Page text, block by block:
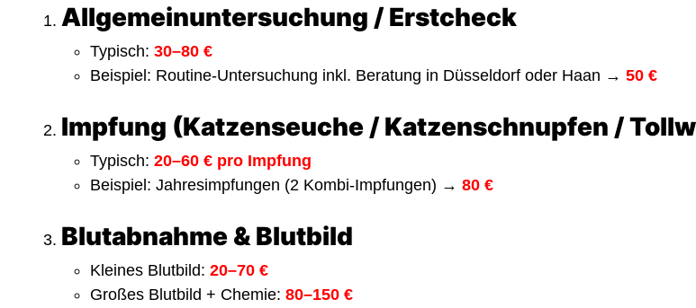
Allgemeinuntersuchung / Erstcheck
Typisch: 30–80 €
Beispiel: Routine-Untersuchung inkl. Beratung in Düsseldorf oder Haan → 50 €
Impfung (Katzenseuche / Katzenschnupfen /
Typisch: 20–60 € pro Impfung
Beispiel: Jahresimpfungen (2 Kombi-Impfungen) → 80 €
Blutabnahme & Blutbild
Kleines Blutbild: 20–70 €
Großes Blutbild + Chemie: 80–150 €